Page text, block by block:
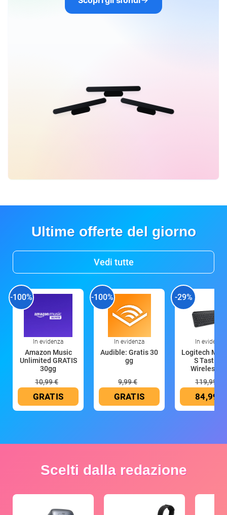
Ultime offerte del giorno
Vedi tutte
-100%
In evidenza
Amazon Music
Unlimited GRATIS
30gg
10,99 €
GRATIS
-100%
In evidenza
Audible: Gratis 30
gg
9,99 €
GRATIS
-29%
In evidenza
Logitech MX
S Tastiera
Wireless
119,99 €
84,99 €
Scelti dalla redazione